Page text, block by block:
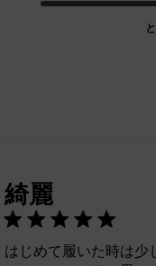
綺麗
はじめて履いた時は少